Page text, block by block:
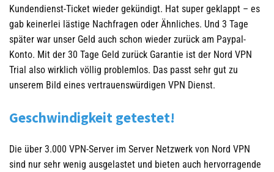
Kundendienst-Ticket wieder gekündigt. Hat super geklappt – es
gab keinerlei lästige Nachfragen oder Ähnliches. Und 3 Tage
später war unser Geld auch schon wieder zurück am Paypal-
Konto. Mit der 30 Tage Geld zurück Garantie ist der Nord VPN
Trial also wirklich völlig problemlos. Das passt sehr gut zu
unserem Bild eines vertrauenswürdigen VPN Dienst.
Geschwindigkeit getestet!
Die über 3.000 VPN-Server im Server Netzwerk von Nord VPN
sind nur sehr wenig ausgelastet und bieten auch hervorragende